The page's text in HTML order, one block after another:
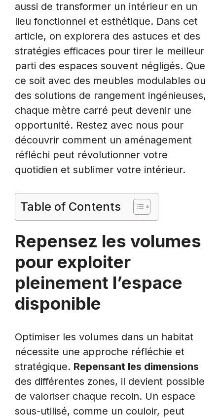
aussi de transformer un intérieur en un
lieu fonctionnel et esthétique. Dans cet
article, on explorera des astuces et des
stratégies efficaces pour tirer le meilleur
parti des espaces souvent négligés. Que
ce soit avec des meubles modulables ou
des solutions de rangement ingénieuses,
chaque mètre carré peut devenir une
opportunité. Restez avec nous pour
découvrir comment un aménagement
réfléchi peut révolutionner votre
quotidien et sublimer votre intérieur.
Table of Contents
Repensez les volumes
pour exploiter
pleinement l’espace
disponible
Optimiser les volumes dans un habitat
nécessite une approche réfléchie et
stratégique. Repensant les dimensions
des différentes zones, il devient possible
de valoriser chaque recoin. Un espace
sous-utilisé, comme un couloir, peut